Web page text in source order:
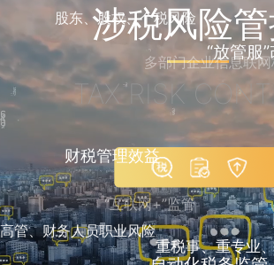
涉税风险
TAX RISK
股东、股权、个税风险
多部门企业信息联网核
“互联网+”监管
财税管理效益
“放管
重税事、重专业
高管、财务人员职业风险
财税风险清零、税事无忧